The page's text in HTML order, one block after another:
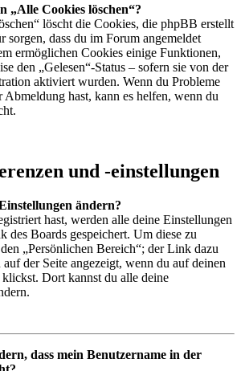
„Alle Cookies löschen“?
löscht die Cookies, die phpBB erstellt
sorgen, dass du im Forum angemeldet
ermöglichen Cookies einige Funktionen,
den „Gelesen“-Status – sofern sie von der
aktiviert wurden. Wenn du Probleme
Abmeldung hast, kann es helfen, wenn du
und -einstellungen
ändern?
hast, werden alle deine Einstellungen
des Boards gespeichert. Um diese zu
„Persönlichen Bereich“; der Link dazu
der Seite angezeigt, wenn du auf deinen
Dort kannst du alle deine
dass mein Benutzername in der